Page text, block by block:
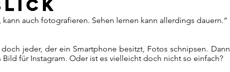
kann auch fotografieren. Sehen lernen kann allerdings dauern.“
jeder, der ein Smartphone besitzt, Fotos schnipsen.
Bild für Instagram. Oder ist es vielleicht doch nicht so einfach?